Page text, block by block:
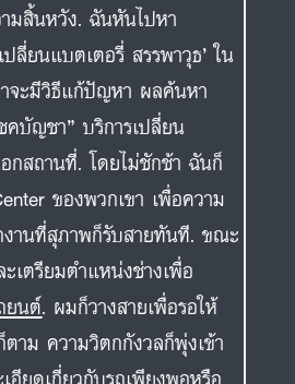
มสิ้นหวัง. ฉันหันไปหา
ลี่ยนแบตเตอรี่ สรรพาวุธ’ ใน
จะมีวิธีแก้ปัญหา ผลค้นหา
คบัญชา” บริการเปลี่ยน
กสถานที่. โดยไม่ชักช้า ฉันก็
ของพวกเขา เพื่อความ
านที่สุภาพก็รับสายทันที. ขณะ
เตรียมตำแหน่งช่างเพื่อ
ยนต์. ผมก็วางสายเพื่อรอให้
ตาม ความวิตกกังวลก็พุ่งเข้า